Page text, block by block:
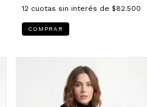
12 cuotas sin interés de $82.500
COMPRAR